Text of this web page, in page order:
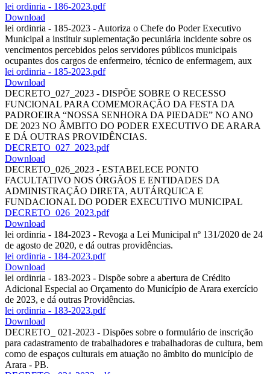
lei ordinria - 186-2023.pdf
Download
lei ordinria - 185-2023 - Autoriza o Chefe do Poder Executivo
Municipal a instituir suplementação pecuniária incidente sobre os
vencimentos percebidos pelos servidores públicos municipais
ocupantes dos cargos de enfermeiro, técnico de enfermagem, aux
lei ordinria - 185-2023.pdf
Download
DECRETO_027_2023 - DISPÕE SOBRE O RECESSO
FUNCIONAL PARA COMEMORAÇÃO DA FESTA DA
PADROEIRA “NOSSA SENHORA DA PIEDADE” NO ANO
DE 2023 NO ÂMBITO DO PODER EXECUTIVO DE ARARA
E DÁ OUTRAS PROVIDÊNCIAS.
DECRETO_027_2023.pdf
Download
DECRETO_026_2023 - ESTABELECE PONTO
FACULTATIVO NOS ÓRGÃOS E ENTIDADES DA
ADMINISTRAÇÃO DIRETA, AUTÁRQUICA E
FUNDACIONAL DO PODER EXECUTIVO MUNICIPAL
DECRETO_026_2023.pdf
Download
lei ordinria - 184-2023 - Revoga a Lei Municipal nº 131/2020 de 24
de agosto de 2020, e dá outras providências.
lei ordinria - 184-2023.pdf
Download
lei ordinria - 183-2023 - Dispõe sobre a abertura de Crédito
Adicional Especial ao Orçamento do Município de Arara exercício
de 2023, e dá outras Providências.
lei ordinria - 183-2023.pdf
Download
DECRETO_ 021-2023 - Dispões sobre o formulário de inscrição
para cadastramento de trabalhadores e trabalhadoras de cultura, bem
como de espaços culturais em atuação no âmbito do município de
Arara - PB.